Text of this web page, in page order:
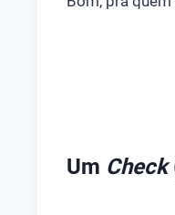
Um Check